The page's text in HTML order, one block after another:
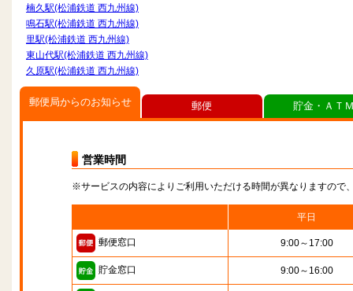
楠久駅(松浦鉄道 西九州線)
鳴石駅(松浦鉄道 西九州線)
里駅(松浦鉄道 西九州線)
東山代駅(松浦鉄道 西九州線)
久原駅(松浦鉄道 西九州線)
郵便局からのお知らせ
営業時間
※サービスの内容によりご利用いただける時間が異なりますので
平日
郵便窓口 9:00～17:00
貯金窓口 9:00～16:00
郵便 貯金・ＡＴ